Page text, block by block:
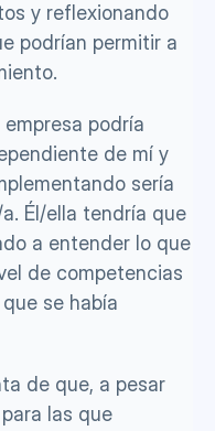
y reflexionando
podrían permitir a
podría
de mí y
sería
Él/ella tendría que
a entender lo que
de competencias
se había
de que, a pesar
las que